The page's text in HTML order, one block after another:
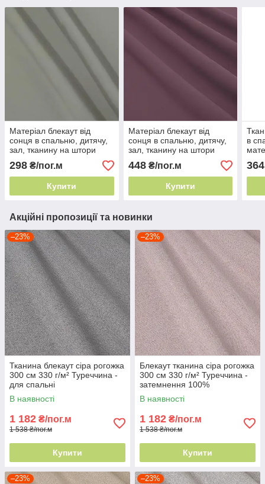
Матеріал блекаут від
сонця в спальню, дитячу,
зал, тканину на штори
blackout 2,8 м Тютюн
298 ₴/пог.м
Купити
Матеріал блекаут від
сонця в спальню, дитячу,
зал, тканину на штори
blackout 2,8 м фіолетовий
448₴/пог.м
Купити
в
364
Акційні пропозиції та новинки
–23%
Тканина блекаут сіра рогожка
300 см 330 г/м² Туреччина -
для спальні
В наявності
1 182 ₴/пог.м
1 538 ₴/пог.м
Купити
–23%
Блекаут тканина сіра рогожка
300 см 330 г/м² Туреччина -
затемнення 100%
В наявності
1 182 ₴/пог.м
1 538 ₴/пог.м
Купити
–23% –23%